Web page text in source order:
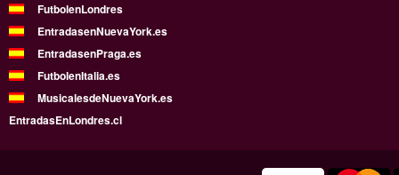
FutbolenLondres
EntradasenNuevaYork.es
EntradasenPraga.es
FutbolenItalia.es
MusicalesdeNuevaYork.es
EntradasEnLondres.cl